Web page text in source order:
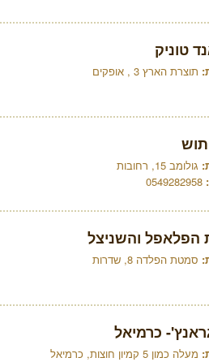
טוניק
תוצרת הארץ 3 , אופקים
גולומב 15, רחובות
0549282958
הפלאפל והשניצל
סמטת הפלדה 8, שדרות
כרמיאל
מעלה כמון 5 קמיון חוצות, כרמיאל